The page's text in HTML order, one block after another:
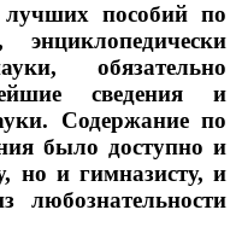
пособий по
обязательно
сведения и
Содержание по
было доступно и
но и гимназисту, и
любознательности